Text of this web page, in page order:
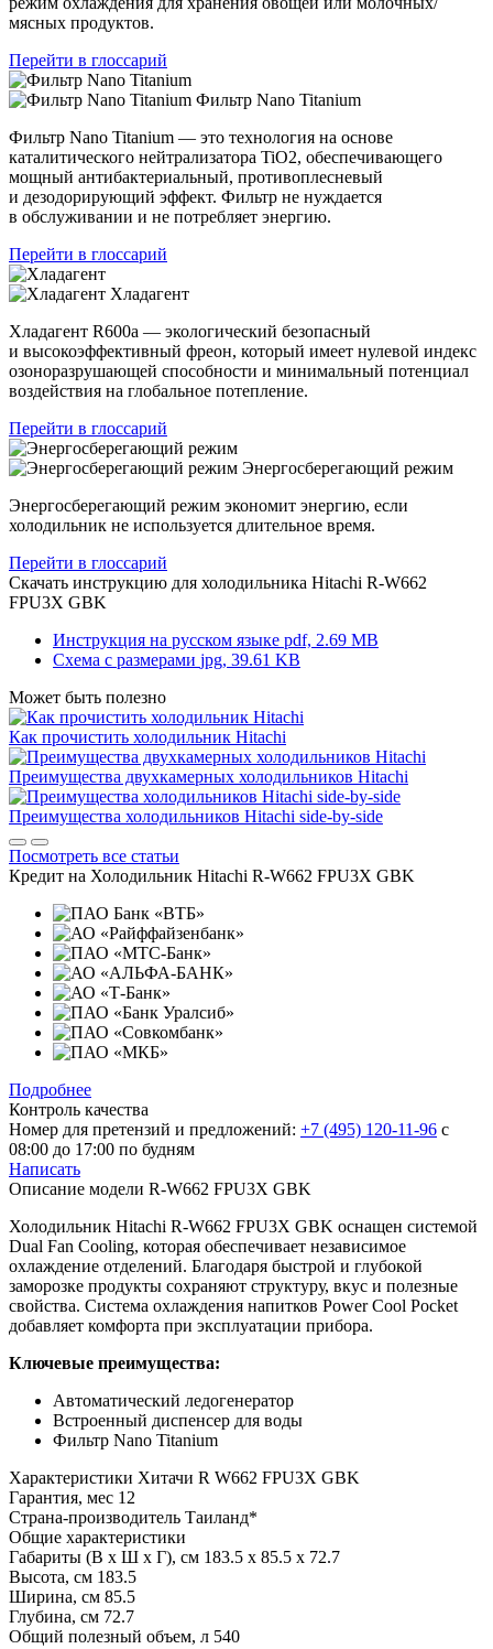
мясных продуктов.
Перейти в глоссарий
Фильтр Nano Titanium
Фильтр Nano Titanium — это технология на основе
каталитического нейтрализатора TiO2, обеспечивающего
мощный антибактериальный, противоплесневый
и дезодорирующий эффект. Фильтр не нуждается
в обслуживании и не потребляет энергию.
Перейти в глоссарий
Хладагент
Хладагент R600a — экологический безопасный
и высокоэффективный фреон, который имеет нулевой индекс
озоноразрушающей способности и минимальный потенциал
воздействия на глобальное потепление.
Перейти в глоссарий
Энергосберегающий режим
Энергосберегающий режим экономит энергию, если
холодильник не используется длительное время.
Перейти в глоссарий
Скачать инструкцию для холодильника Hitachi R-W662
FPU3X GBK
Инструкция на русском языке pdf, 2.69 MB
Схема с размерами jpg, 39.61 KB
Может быть полезно
Как прочистить холодильник Hitachi
Преимущества двухкамерных холодильников Hitachi
Преимущества холодильников Hitachi side-by-side
Посмотреть все статьи
Кредит на Холодильник Hitachi R-W662 FPU3X GBK
Подробнее
Контроль качества
Номер для претензий и предложений: +7 (495) 120-11-96 с
08:00 до 17:00 по будням
Написать
Описание модели R-W662 FPU3X GBK
Холодильник Hitachi R-W662 FPU3X GBK оснащен системой
Dual Fan Cooling, которая обеспечивает независимое
охлаждение отделений. Благодаря быстрой и глубокой
заморозке продукты сохраняют структуру, вкус и полезные
свойства. Система охлаждения напитков Power Cool Pocket
добавляет комфорта при эксплуатации прибора.
Ключевые преимущества:
Автоматический ледогенератор
Встроенный диспенсер для воды
Фильтр Nano Titanium
Характеристики Хитачи R W662 FPU3X GBK
Гарантия, мес 12
Страна-производитель Таиланд*
Общие характеристики
Габариты (В х Ш х Г), см 183.5 х 85.5 х 72.7
Высота, см 183.5
Ширина, см 85.5
Глубина, см 72.7
Общий полезный объем, л 540